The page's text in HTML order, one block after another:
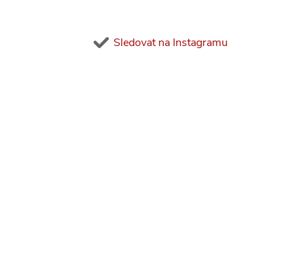
Sledovat na Instagramu